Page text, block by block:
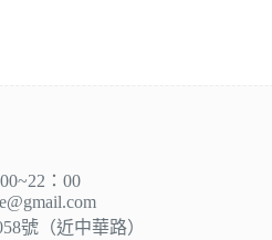
：00
號（近中華路）